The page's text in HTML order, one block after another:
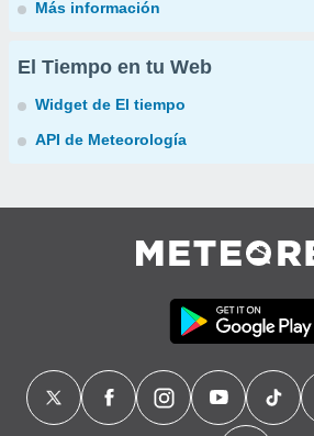
Más información
El Tiempo en tu Web
Widget de El tiempo
API de Meteorología